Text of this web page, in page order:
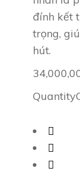
đính kết
trọng,
hút.
Quantity